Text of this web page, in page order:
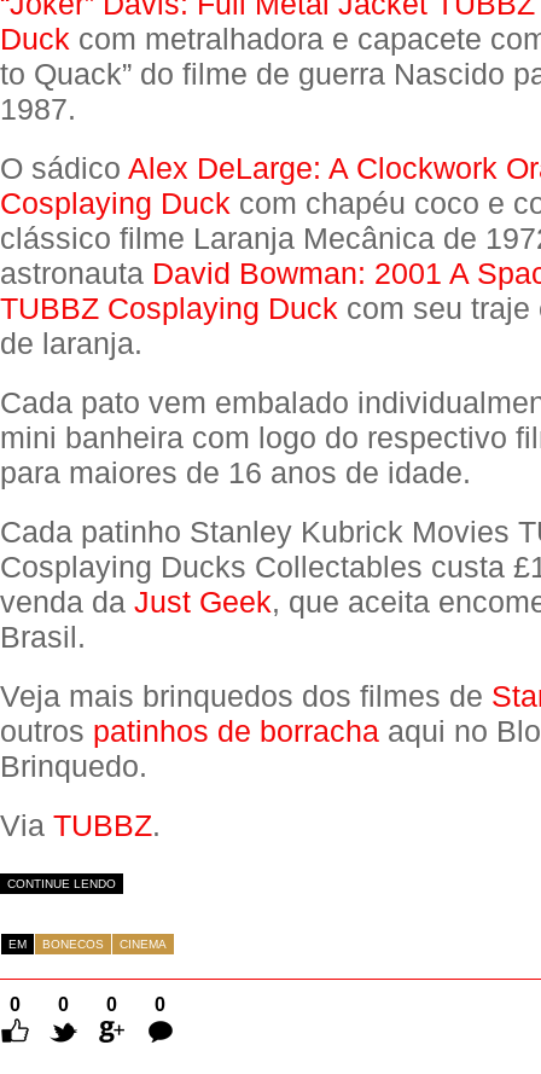
Duck com metralhadora e capacete
to Quack” do filme de guerra Nascido
1987.
O sádico Alex DeLarge: A Clockwork
Cosplaying Duck com chapéu coco e
clássico filme Laranja Mecânica de
astronauta David Bowman: 2001 A
TUBBZ Cosplaying Duck com seu
de laranja.
Cada pato vem embalado
mini banheira com logo do respectivo
para maiores de 16 anos de idade.
Cada patinho Stanley Kubrick Movies
Cosplaying Ducks Collectables custa
venda da Just Geek, que aceita
Brasil.
Veja mais brinquedos dos filmes de
outros patinhos de borracha aqui no
Brinquedo.
Via TUBBZ.
CONTINUE LENDO
EM BONECOS CINEMA
0 0 0
0
Comentários